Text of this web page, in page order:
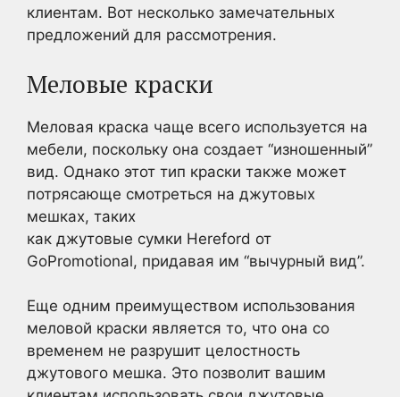
клиентам. Вот несколько замечательных
предложений для рассмотрения.
Меловые краски
Меловая краска чаще всего используется на
мебели, поскольку она создает “изношенный”
вид. Однако этот тип краски также может
потрясающе смотреться на джутовых
мешках, таких
как джутовые сумки Hereford от
GoPromotional, придавая им “вычурный вид”.
Еще одним преимуществом использования
меловой краски является то, что она со
временем не разрушит целостность
джутового мешка. Это позволит вашим